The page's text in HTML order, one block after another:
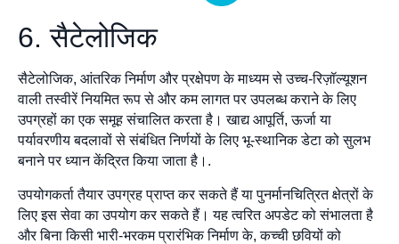
6. सैटेलोजिक
सैटेलोजिक, आंतरिक निर्माण और प्रक्षेपण के माध्यम से उच्च-रिज़ॉल्यूशन
वाली तस्वीरें नियमित रूप से और कम लागत पर उपलब्ध कराने के लिए
उपग्रहों का एक समूह संचालित करता है। खाद्य आपूर्ति, ऊर्जा या
पर्यावरणीय बदलावों से संबंधित निर्णयों के लिए भू-स्थानिक डेटा को सुलभ
बनाने पर ध्यान केंद्रित किया जाता है।.
उपयोगकर्ता तैयार उपग्रह प्राप्त कर सकते हैं या पुनर्मानचित्रित क्षेत्रों के
लिए इस सेवा का उपयोग कर सकते हैं। यह त्वरित अपडेट को संभालता है
और बिना किसी भारी-भरकम प्रारंभिक निर्माण के, कच्ची छवियों को